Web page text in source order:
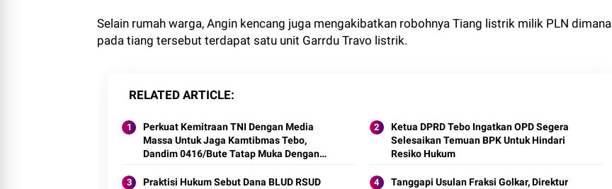
Selain rumah warga, Angin kencang juga mengakibatkan robohnya Tiang listrik milik PLN dimana
pada tiang tersebut terdapat satu unit Garrdu Travo listrik.
RELATED ARTICLE
Perkuat Kemitraan TNI Dengan Media
Massa Untuk Jaga Kamtibmas Tebo,
Dandim 0416/Bute Tatap Muka Dengan
Ketua DPRD Tebo Ingatkan OPD Segera
Selesaikan Temuan BPK Untuk Hindari
Resiko Hukum
Praktisi Hukum Sebut Dana BLUD RSUD
Tanggapi Usulan Fraksi Golkar, Direktur